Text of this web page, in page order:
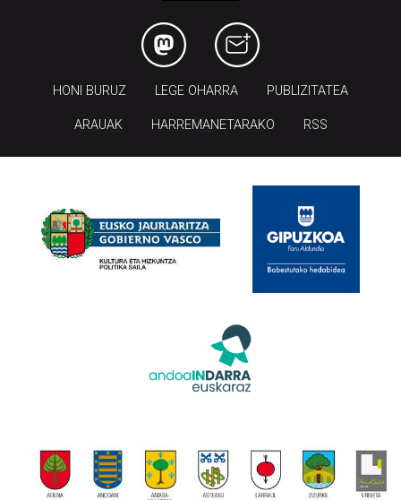
HONI BURUZ LEGE OHARRA PUBLIZITATEA
ARAUAK HARREMANETARAKO RSS